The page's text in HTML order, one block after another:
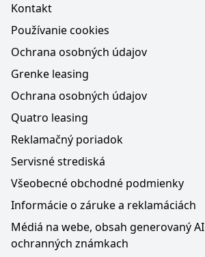
Kontakt
Používanie cookies
Ochrana osobných údajov
Grenke leasing
Ochrana osobných údajov
Quatro leasing
Reklamačný poriadok
Servisné strediská
Všeobecné obchodné podmienky
Informácie o záruke a reklamáciách
Médiá na webe, obsah generovaný
ochranných známkach